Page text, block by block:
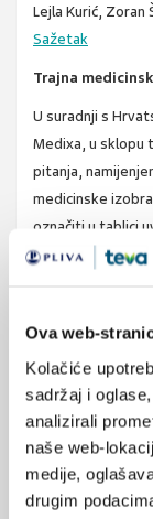
Ova web-
Kolačiće
sadržaj i
analizirali
naše web-
medije,
drugim
Lejla Kurić, Zoran
Sažetak
Trajna
U suradnji s
Medixa, u sklopu
pitanja,
medicinske
označiti u tablici
odgovarajućeg
riješene testove
Tuškanova 37,
obrascu u
Osim Hrvatske
znanja u Medixu